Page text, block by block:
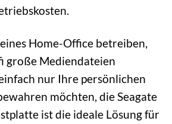
Home-Office betreiben,
große Mediendateien
nur Ihre persönlichen
möchten, die Seagate
ist die ideale Lösung für